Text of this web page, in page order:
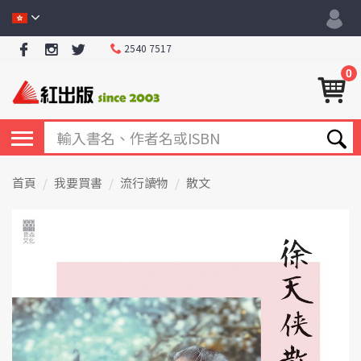
2540 7517
0
首頁 我要買書 流行讀物 散文